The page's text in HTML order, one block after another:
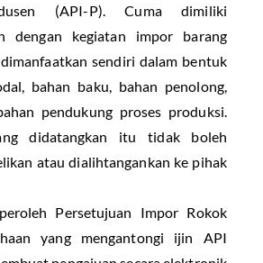
(API-P). Cuma dimiliki
dengan kegiatan impor barang
sendiri dalam bentuk
bahan baku, bahan penolong,
pendukung proses produksi.
didatangkan itu tidak boleh
atau dialihtangankan ke pihak
Persetujuan Impor Rokok
yang mengantongi ijin API